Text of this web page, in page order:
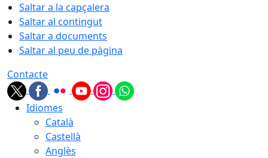
Saltar a la capçalera
Saltar al contingut
Saltar a documents
Saltar al peu de pàgina
Contacte
Idiomes
Català
Castellà
Anglès